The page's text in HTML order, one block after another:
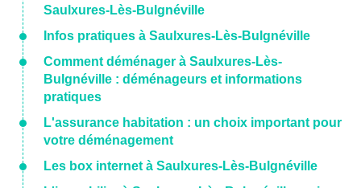
Saulxures-Lès-Bulgnéville
Infos pratiques à Saulxures-Lès-Bulgnéville
Comment déménager à Saulxures-Lès-
Bulgnéville : déménageurs et informations
pratiques
L'assurance habitation : un choix important pour
votre déménagement
Les box internet à Saulxures-Lès-Bulgnéville